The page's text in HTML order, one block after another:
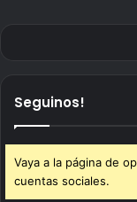
Seguinos!
Vaya a la página de
cuentas sociales.